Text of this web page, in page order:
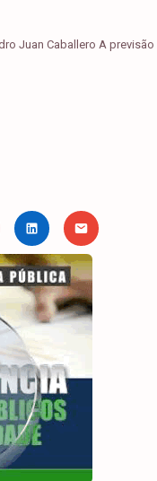
Juan Caballero A previsão